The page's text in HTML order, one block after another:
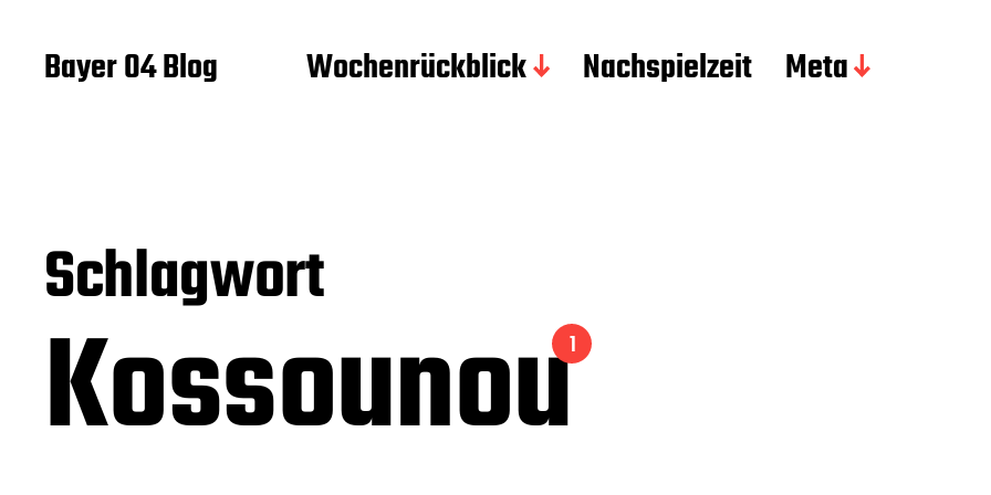
Bayer 04 Blog Wochenrückblick Nachspielzeit Meta
Schlagwort
Kossounou1